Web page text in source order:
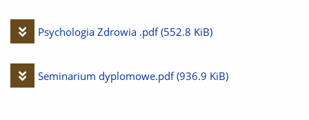
Pobierz
Psychologia Zdrowia .pdf (552.8 KiB)
Pobierz
Seminarium dyplomowe.pdf (936.9 KiB)